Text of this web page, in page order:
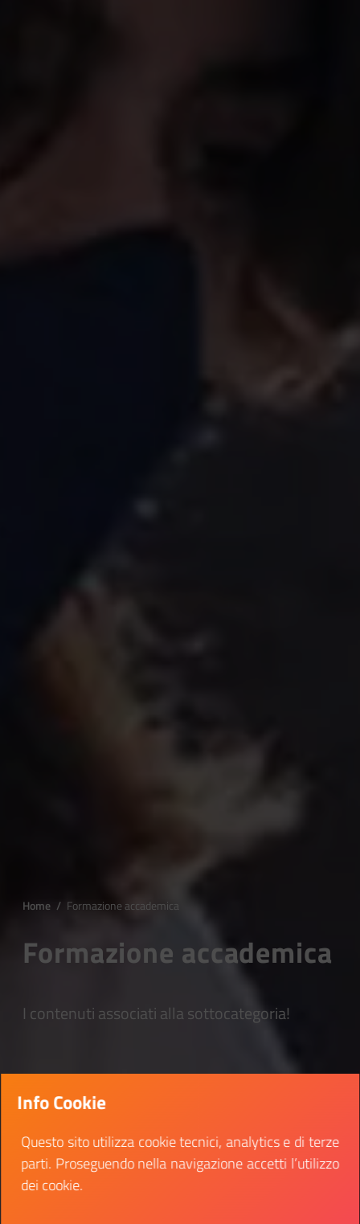
Home / Formazione accademica
Formazione accademica
I contenuti associati alla sottocategoria!
Info Cookie
Questo sito utilizza cookie tecnici, analytics e di terze
parti. Proseguendo nella navigazione accetti l’utilizzo
dei cookie.